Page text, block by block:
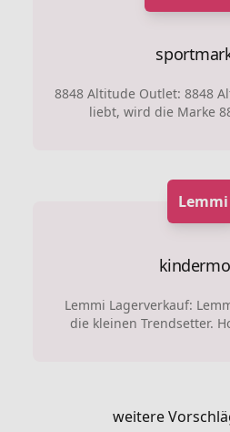
8848 Altitude Outlet: 8848
liebt, wird die Marke
Lemmi
Lemmi Lagerverkauf:
die kleinen Trendsetter.
weitere